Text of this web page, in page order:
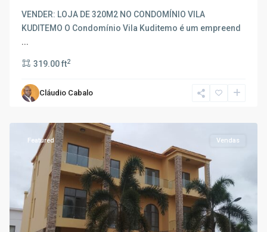
VENDER: LOJA DE 320M2 NO CONDOMÍNIO VILA
KUDITEMO O Condomínio Vila Kuditemo é um empreend
...
319.00 ft2
Cláudio Cabalo
Patriota,
Featured Vendas